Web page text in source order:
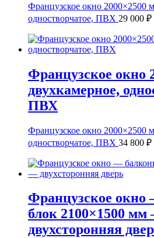
Французское окно 2000×2500
одностворчатое, ПВХ 29 000 ₽
Французское окно
двухкамерное,
ПВХ
Французское окно 2000×2500
одностворчатое, ПВХ 34 800 ₽
Французское
блок 2100×1500
двухсторонняя